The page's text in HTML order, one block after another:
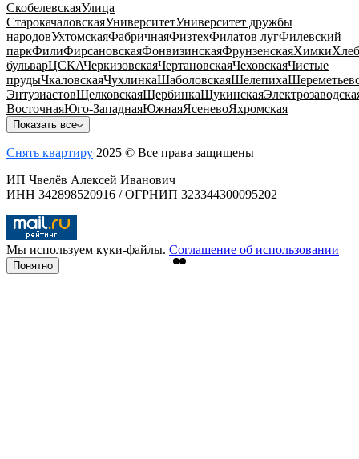
СкобелевскаяУлица
СтарокачаловскаяУниверситетУниверситет дружбы
народовУхтомскаяФабричнаяФизтехФилатов лугФилевский
паркФилиФирсановскаяФонвизинскаяФрунзенскаяХимки
бульварЦСКАЧеркизовскаяЧертановскаяЧеховскаяЧистые
прудыЧкаловскаяЧухлинкаШаболовскаяШелепиха
ЭнтузиастовЩелковскаяЩербинкаЩукинская
ВосточнаяЮго-ЗападнаяЮжнаяЯсеневоЯхромская
Показать все
Снять квартиру 2025 © Все права защищены
ИП Чвелёв Алексей Иванович
ИНН 342898520916 / ОГРНИП 323344300095202
Мы используем куки-файлы. Соглашение об использовании
Понятно